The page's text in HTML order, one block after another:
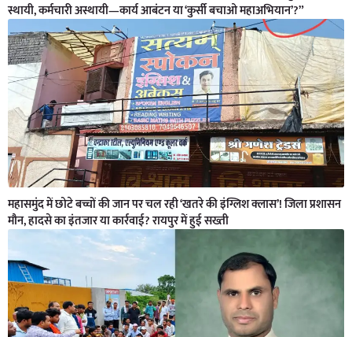
स्थायी, कर्मचारी अस्थायी—कार्य आबंटन या ‘कुर्सी बचाओ महाअभियान’?”
महासमुंद में छोटे बच्चों की जान पर चल रही ‘खतरे की इंग्लिश क्लास’! जिला प्रशासन
मौन, हादसे का इंतजार या कार्रवाई? रायपुर में हुई सख्ती